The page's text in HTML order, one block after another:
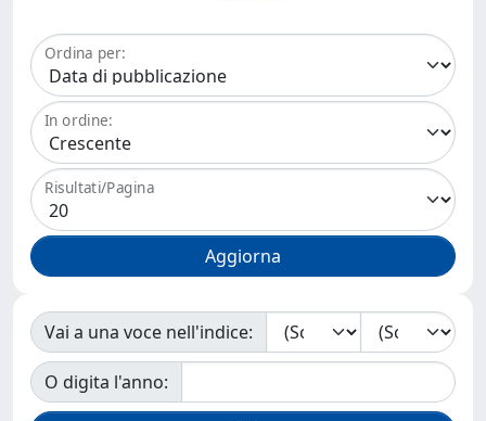
Ordina per:
In ordine:
Risultati/Pagina
Vai a una voce nell'indice:
O digita l'anno: